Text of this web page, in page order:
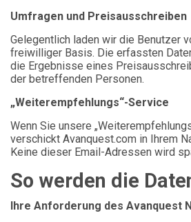
Umfragen und Preisausschreiben
Gelegentlich laden wir die Benutzer
freiwilliger Basis. Die erfassten
die Ergebnisse eines
der betreffenden Personen.
„Weiterempfehlungs“-Service
Wenn Sie unsere
verschickt Avanquest.com in Ihrem
Keine dieser Email-Adressen wird
So werden die
Ihre Anforderung des Avanquest